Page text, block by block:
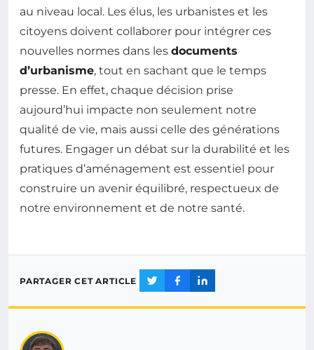
au niveau local. Les élus, les urbanistes et les
citoyens doivent collaborer pour intégrer ces
nouvelles normes dans les documents
d’urbanisme, tout en sachant que le temps
presse. En effet, chaque décision prise
aujourd’hui impacte non seulement notre
qualité de vie, mais aussi celle des générations
futures. Engager un débat sur la durabilité et les
pratiques d’aménagement est essentiel pour
construire un avenir équilibré, respectueux de
notre environnement et de notre santé.
PARTAGER CET ARTICLE